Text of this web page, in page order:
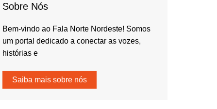
Sobre Nós
Bem-vindo ao Fala Norte Nordeste! Somos
um portal dedicado a conectar as vozes,
histórias e
Saiba mais sobre nós